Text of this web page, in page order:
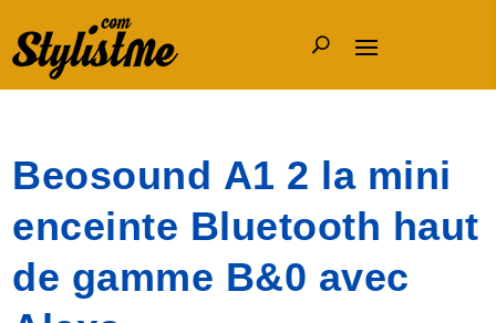
Beosound A1 2 la mini
enceinte Bluetooth haut
de gamme B&0 avec